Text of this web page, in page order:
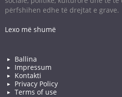
përfshihen edhe të drejtat e grave.
Lexo më shumë
Ballina
Impressum
Kontakti
Privacy Policy
Terms of use